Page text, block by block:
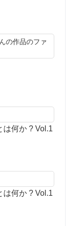
の作品のファ
は何か ? Vol.1
は何か ? Vol.1